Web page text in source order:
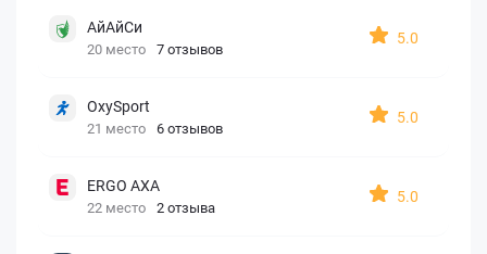
АйАйСи
20 место 7 отзывов
5.0
OxySport
21 место 6 отзывов
5.0
ERGO AXA
22 место 2 отзыва
5.0